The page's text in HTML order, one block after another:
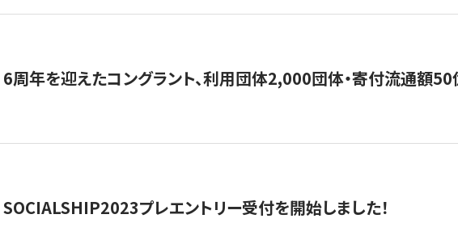
6周年を迎えたコングラント、利用団体2,000団体・寄付流通額50
SOCIALSHIP2023プレエントリー受付を開始しました！